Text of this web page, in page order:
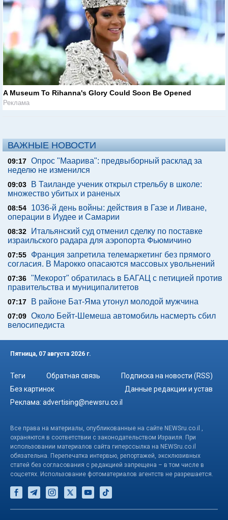
A Museum To Rihanna's Glory Could Soon Be Opened
Реклама
ВАЖНЫЕ НОВОСТИ
09:17 Опрос "Mаарива": предвыборный расклад за
неделю не изменился
09:03
В Таиланде ученик открыл стрельбу в школе:
множество убитых и раненых
08:54
1036-й день войны: действия в Газе и Ливане,
операции в Иудее и Самарии
08:32
Итальянский суд отменил сделку по поставке
израильского радара для аэропорта Фьюмичино
07:55
Франция запретила телемаркетинг без прямого
согласия. В Марокко опасаются массовых увольнений
07:36 "Мекорот" обратилась в БАГАЦ с петицией против
правительства и муниципалитетов
07:17 В районе Бат-Яма утонул молодой мужчина
07:09 Около Бейт-Шемеша автомобиль насмерть сбил
велосипедиста
Пятница, 07 августа 2026 г.
Теги Обратная связь
Подписка на новости (RSS)
Без картинок
Данные редакции и устав
Реклама: advertising@newsru.co.il
Все права на материалы, опубликованные на сайте NEWSru.co.il ,
охраняются в соответствии с законодательством Израиля. При
использовании материалов сайта гиперссылка на NEWSru.co.il
обязательна. Перепечатка интервью, репортажей, эксклюзивных
статей без согласования с редакцией запрещена – в том числе в
соцсетях. Использование фотоматериалов агентств не разрешается.